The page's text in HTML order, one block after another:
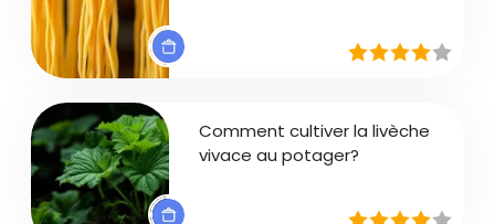
Comment cultiver la livèche
vivace au potager?